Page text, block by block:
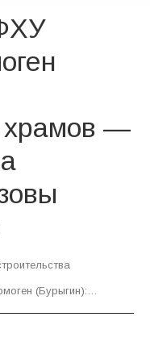
храмов —
(Бурыгин):…